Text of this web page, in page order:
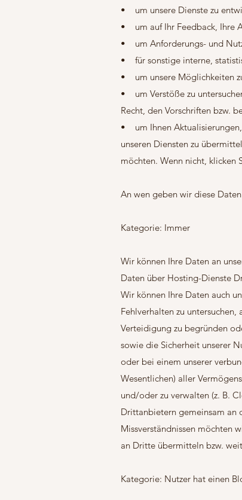
• um unsere Dienste zu
• um auf Ihr Feedback, Ihre
• um Anforderungs- und
• für sonstige interne,
• um unsere Möglichkeiten
• um Verstöße zu
Recht, den Vorschriften bzw.
• um Ihnen
unseren Diensten zu
möchten. Wenn nicht, klicken
An wen geben wir diese
Kategorie: Immer
Wir können Ihre Daten an
Daten über Hosting-Dienste
Wir können Ihre Daten auch
Fehlverhalten zu
Verteidigung zu begründen
sowie die Sicherheit unserer
oder bei einem unserer
Wesentlichen) aller
und/oder zu verwalten (z. B.
Drittanbietern gemeinsam an
Missverständnissen möchten
an Dritte übermitteln bzw.
Kategorie: Nutzer hat einen